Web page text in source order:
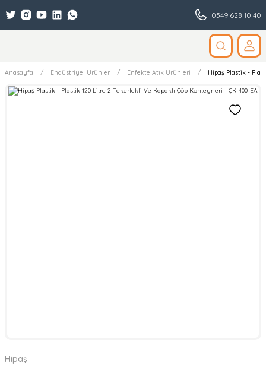
0549 628 10 40
Anasayfa Endüstriyel Ürünler Enfekte Atık Ürünleri Hipaş Plastik -
Hipaş